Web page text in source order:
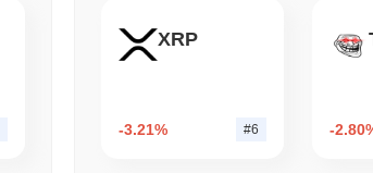
비트고, 레이어제로에서 체인링크
ETFS BANKS
XRP
-3.21% #6 -